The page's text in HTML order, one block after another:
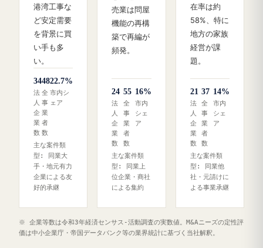
港湾工事な
ど安定需要
を背景に買
い手も多
い。
34
法
人
企
業
数
48
全
事
業
者
数
22.7%
市内シ
ェア
主な案件類
型: 同業大
手・地元有力
企業による友
好的承継
売業は問屋
機能の再構
築で再編が
頻発。
24
法
人
企
業
数
55
全
事
業
者
数
16%
市内
シェ
ア
主な案件類
型: 同業上
位企業・商社
による集約
在率は約
58%、特に
地方の家族
経営が課
題。
21
法
人
企
業
数
37
全
事
業
者
数
14%
市内
シェ
ア
主な案件類
型: 同業他
社・元請けに
よる事業承継
※ 企業等数は令和3年経済センサス‐活動調査の実数値。M&Aニーズの定性評
価は中小企業庁・帝国データバンク等の業界統計に基づく当社解釈。